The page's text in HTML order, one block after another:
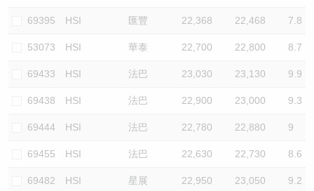
69395 HSI 匯豐 22,368 22,468 7.8
53073 HSI 華泰 22,700 22,800 8.7
69433 HSI 法巴 23,030 23,130 9.9
69438 HSI 法巴 22,900 23,000 9.3
69444 HSI 法巴 22,780 22,880 9
69455 HSI 法巴 22,630 22,730 8.6
69482 HSI 星展 22,950 23,050 9.2